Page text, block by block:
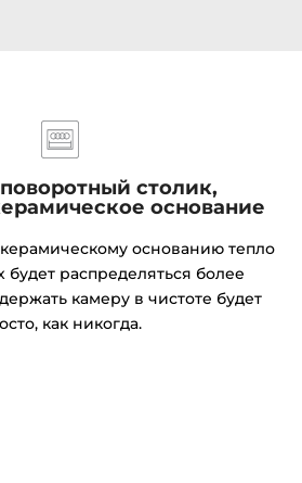
столик,
основание
основанию тепло
распределяться более
камеру в чистоте будет
как никогда.